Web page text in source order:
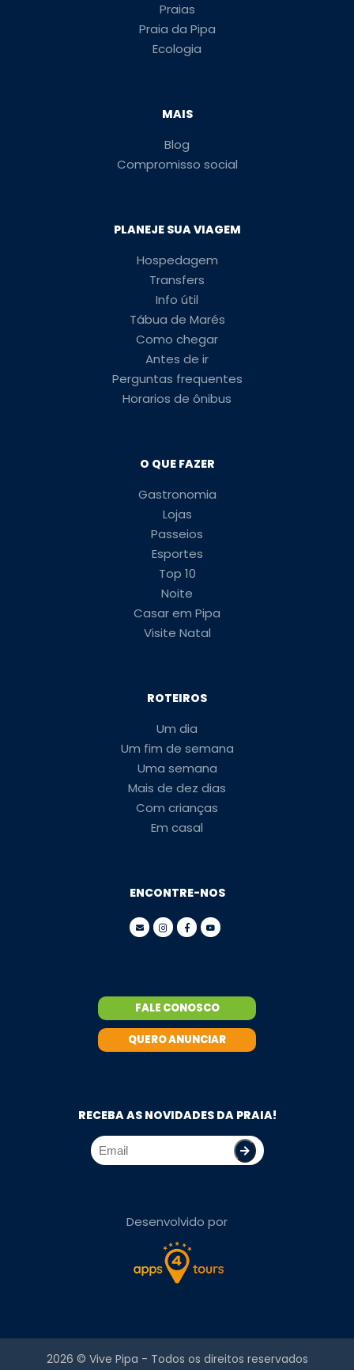
Praias
Praia da Pipa
Ecologia
MAIS
Blog
Compromisso social
PLANEJE SUA VIAGEM
Hospedagem
Transfers
Info útil
Tábua de Marés
Como chegar
Antes de ir
Perguntas frequentes
Horarios de ônibus
O QUE FAZER
Gastronomia
Lojas
Passeios
Esportes
Top 10
Noite
Casar em Pipa
Visite Natal
ROTEIROS
Um dia
Um fim de semana
Uma semana
Mais de dez dias
Com crianças
Em casal
ENCONTRE-NOS
FALE CONOSCO
QUERO ANUNCIAR
RECEBA AS NOVIDADES DA PRAIA!
Desenvolvido por
2026 © Vive Pipa - Todos os direitos reservados